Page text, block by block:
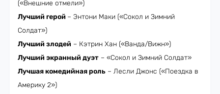
(«Внешние отмели»)
Лучший герой – Энтони Маки («Сокол и Зимний
Солдат»)
Лучший злодей – Кэтрин Хан («Ванда/Вижн»)
Лучший экранный дуэт – «Сокол и Зимний Солдат»
Лучшая комедийная роль – Лесли Джонс («Поездка в
Америку 2»)